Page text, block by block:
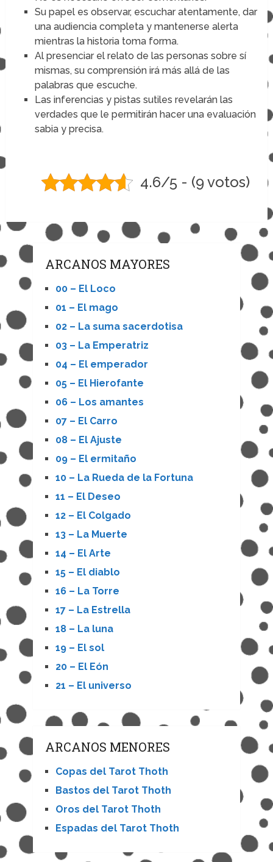
Su papel es observar, escuchar atentamente, dar
una audiencia completa y mantenerse alerta
mientras la historia toma forma.
Al presenciar el relato de las personas sobre sí
mismas, su comprensión irá más allá de las
palabras que escuche.
Las inferencias y pistas sutiles revelarán las
verdades que le permitirán hacer una evaluación
sabia y precisa.
4.6/5 - (9 votos)
ARCANOS MAYORES
00 – El Loco
01 – El mago
02 – La suma sacerdotisa
03 – La Emperatriz
04 – El emperador
05 – El Hierofante
06 – Los amantes
07 – El Carro
08 – El Ajuste
09 – El ermitaño
10 – La Rueda de la Fortuna
11 – El Deseo
12 – El Colgado
13 – La Muerte
14 – El Arte
15 – El diablo
16 – La Torre
17 – La Estrella
18 – La luna
19 – El sol
20 – El Eón
21 – El universo
ARCANOS MENORES
Copas del Tarot Thoth
Bastos del Tarot Thoth
Oros del Tarot Thoth
Espadas del Tarot Thoth